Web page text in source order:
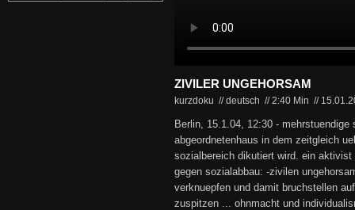
ZIVILER UNGEHORSAM
kurzdoku // deutsch //2:40 Min //
Berlin, 15.1.04, 12:30 -
abgeordnetenhaus in dem zeitgleich
sozialbereich dikutiert wird. ein
gegen sozialabbau: -zivilen
verknuepfen und damit bruchstellen
zuspitzen ... ohnmacht und